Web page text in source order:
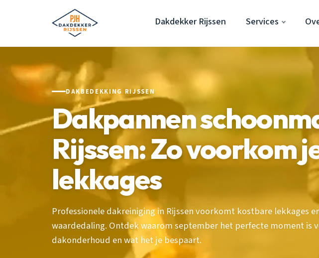
Dakdekker Rijssen Services
DAKBEDEKKING RIJSSEN
Dakpannen
Rijssen: Zo voorkom
lekkages
Professionele dakreiniging in Rijssen voorkomt kostbare lekkages
waardedaling. Ontdek waarom september het perfecte moment is
dakonderhoud en wat het je bespaart.